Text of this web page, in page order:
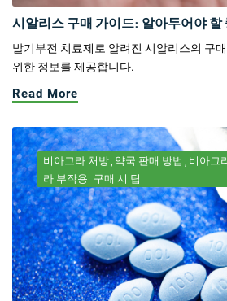
시알리스 구매 가이드: 알아두어야 할
발기부전 치료제로 알려진 시알리스의 구
위한 정보를 제공합니다.
Read More
비아그라 처방 약국 판매 방법 비아그
라 부작용 구매 시 팁